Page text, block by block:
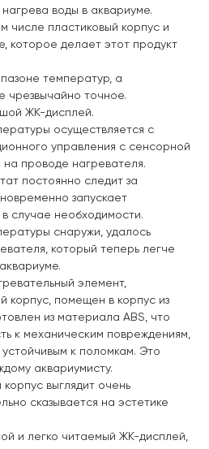
воды в аквариуме.
числе пластиковый корпус и
которое делает этот продукт
температур, а
чрезвычайно точное.
ЖК-дисплей.
осуществляется с
управления с сенсорной
проводе нагревателя.
постоянно следит за
запускает
случае необходимости.
снаружи, удалось
который теперь легче
элемент,
корпус, помещен в корпус из
из материала ABS, что
к механическим повреждениям,
к поломкам. Это
аквариумисту.
выглядит очень
сказывается на эстетике
и легко читаемый ЖК-дисплей,